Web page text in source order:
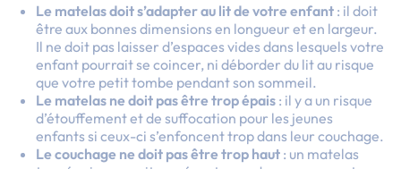
Le matelas doit s’adapter au lit de votre enfant : il doit
être aux bonnes dimensions en longueur et en largeur.
Il ne doit pas laisser d’espaces vides dans lesquels votre
enfant pourrait se coincer, ni déborder du lit au risque
que votre petit tombe pendant son sommeil.
Le matelas ne doit pas être trop épais : il y a un risque
d’étouffement et de suffocation pour les jeunes
enfants si ceux-ci s’enfoncent trop dans leur couchage.
Le couchage ne doit pas être trop haut : un matelas